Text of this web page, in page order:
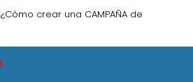
¿Cómo crear una CAMPAÑA de